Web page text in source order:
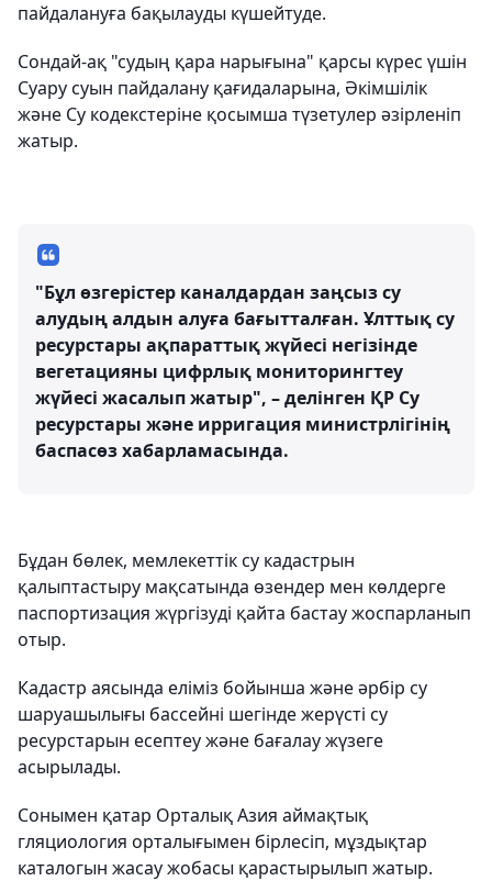
пайдалануға бақылауды күшейтуде.
Сондай-ақ "судың қара нарығына" қарсы күрес үшін
Суару суын пайдалану қағидаларына, Әкімшілік
және Су кодекстеріне қосымша түзетулер әзірленіп
жатыр.
"Бұл өзгерістер каналдардан заңсыз су
алудың алдын алуға бағытталған. Ұлттық су
ресурстары ақпараттық жүйесі негізінде
вегетацияны цифрлық мониторингтеу
жүйесі жасалып жатыр", – делінген ҚР Су
ресурстары және ирригация министрлігінің
баспасөз хабарламасында.
Бұдан бөлек, мемлекеттік су кадастрын
қалыптастыру мақсатында өзендер мен көлдерге
паспортизация жүргізуді қайта бастау жоспарланып
отыр.
Кадастр аясында еліміз бойынша және әрбір су
шаруашылығы бассейні шегінде жерүсті су
ресурстарын есептеу және бағалау жүзеге
асырылады.
Сонымен қатар Орталық Азия аймақтық
гляциология орталығымен бірлесіп, мұздықтар
каталогын жасау жобасы қарастырылып жатыр.